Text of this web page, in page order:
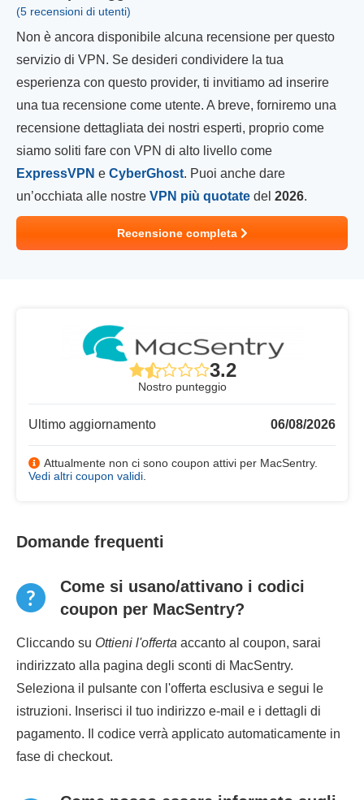
(5 recensioni di utenti)
Non è ancora disponibile alcuna recensione per questo
servizio di VPN. Se desideri condividere la tua
esperienza con questo provider, ti invitiamo ad inserire
una tua recensione come utente. A breve, forniremo una
recensione dettagliata dei nostri esperti, proprio come
siamo soliti fare con VPN di alto livello come
ExpressVPN e CyberGhost. Puoi anche dare
un’occhiata alle nostre VPN più quotate del 2026.
Recensione completa
3.2
Nostro punteggio
Ultimo aggiornamento 06/08/2026
Attualmente non ci sono coupon attivi per MacSentry.
Vedi altri coupon validi
Domande frequenti
Come si usano/attivano i codici
coupon per MacSentry?
Cliccando su Ottieni l'offerta accanto al coupon, sarai
indirizzato alla pagina degli sconti di MacSentry.
Seleziona il pulsante con l'offerta esclusiva e segui le
istruzioni. Inserisci il tuo indirizzo e-mail e i dettagli di
pagamento. Il codice verrà applicato automaticamente in
fase di checkout.